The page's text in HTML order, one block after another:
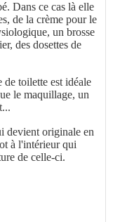
Dans ce cas là elle
de la crème pour le
un brosse
des dosettes de
de toilette est idéale
le maquillage, un
devient originale en
à l'intérieur qui
de celle-ci.